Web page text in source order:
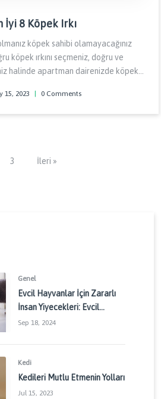
İyi 8 Köpek Irkı
köpek sahibi olamayacağınız
köpek ırkını seçmeniz, doğru ve
halinde apartman dairenizde köpek
15, 2023 0 Comments
3 İleri »
Genel
Evcil Hayvanlar İçin Zararlı
İnsan Yiyecekleri: Evcil
Dostlarınızı Korumak İçin
Sep 18, 2024
Kedi
Kedileri Mutlu Etmenin Yolları
Jul 15, 2023